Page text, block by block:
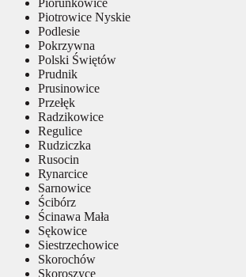
Piotrowice Nyskie
Podlesie
Pokrzywna
Polski Świętów
Prudnik
Prusinowice
Przełęk
Radzikowice
Regulice
Rudziczka
Rusocin
Rynarcice
Sarnowice
Ścibórz
Ścinawa Mała
Sękowice
Siestrzechowice
Skorochów
Skoroszyce